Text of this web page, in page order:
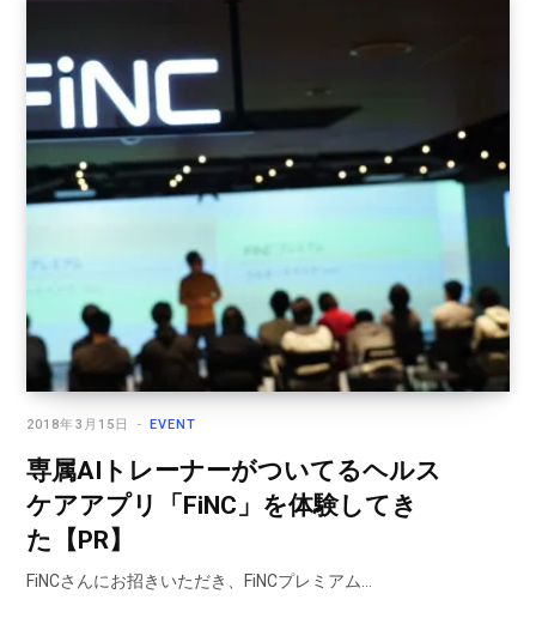
EVENT
2018年3月15日
専属AIトレーナーがついてるヘルス
ケアアプリ「FiNC」を体験してき
た【PR】
FiNCさんにお招きいただき、FiNCプレミアム…